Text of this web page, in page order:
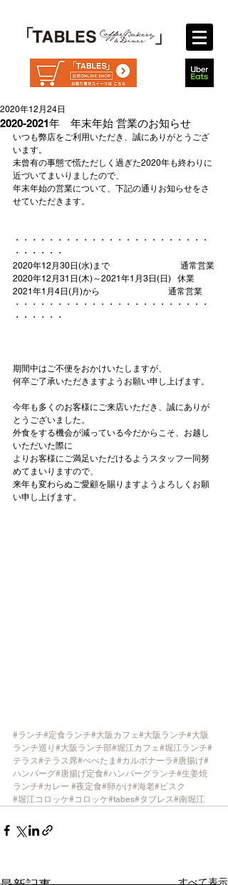
2020-2021年 年末年始 営業のお知らせ
2020年12月24日
いつも弊店をご利用いただき、誠にありがとうござ
います。
未曾有の事態で慌ただしく過ぎた2020年も終わりに
近づいてまいりましたので、
年末年始の営業について、下記の通りお知らせをさ
せていただきます。
・・・・・・・・・・・・・・・・・・・・・・・
・・・・・・
2020年12月30日(水)まで  　　　　　　　   通常営業
2020年12月31日(木)～2021年1月3日(日)   休業
2021年1月4日(月)から          　　　          通常営業
・・・・・・・・・・・・・・・・・・・・・・・
・・・・・・
期間中はご不便をおかけいたしますが、
何卒ご了承いただきますようお願い申し上げます。
今年も多くのお客様にご来店いただき、誠にありが
とうございました。
外食をする機会が減っている今だからこそ、お越し
いただいた際に
よりお客様にご満足いただけるようスタッフ一同努
めてまいりますので、
来年も変わらぬご愛顧を賜りますようよろしくお願
い申し上げます。
#ランチ#定食ランチ#大阪カフェ#大阪ランチ#大阪
ランチ巡り #大阪ランチ部#堀江カフェ#堀江ランチ#
テラス#テラス席#ぺぺたま #カルボナーラ#唐揚げ#
ハンバーグ#唐揚げ定食#ハンバーグランチ#生姜焼
ランチ#カレー #夜定食#卵かけ#海老#ビスク
#堀江コロッケ#コロッケ#tabes#タブレス#南堀江
すべて表示